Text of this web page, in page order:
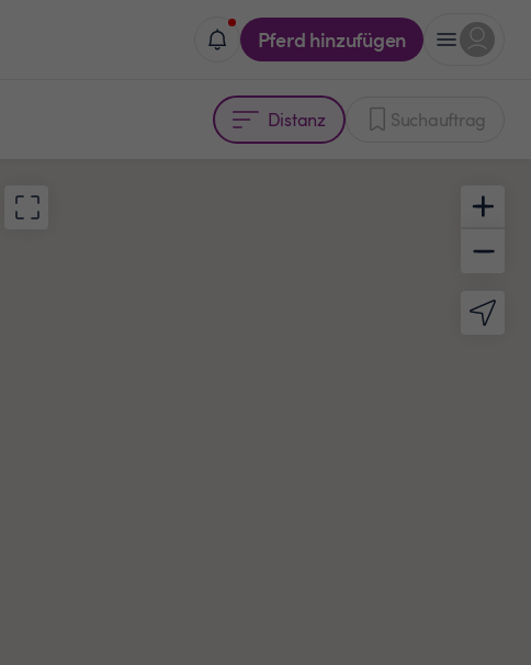
Pferd hinzufügen
Distanz Suchauftrag